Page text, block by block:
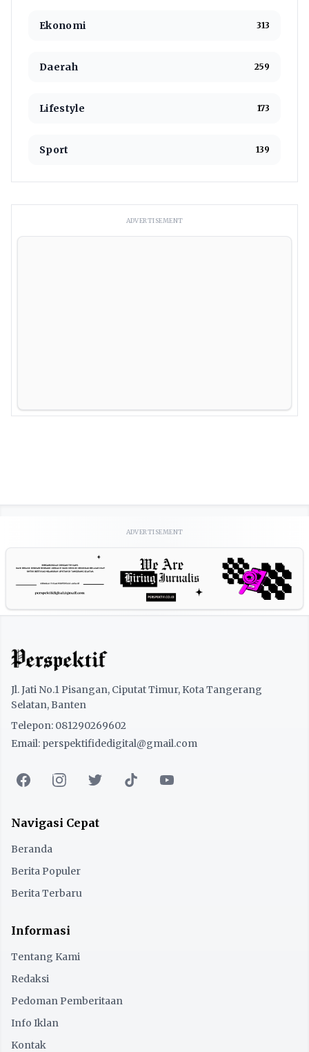
Ekonomi 313
Daerah 259
Lifestyle 173
Sport 139
ADVERTISEMENT
ADVERTISEMENT
Jl. Jati No.1 Pisangan, Ciputat Timur, Kota Tangerang
Selatan, Banten
Telepon: 081290269602
Email: perspektifidedigital@gmail.com
Navigasi Cepat
Beranda
Berita Populer
Berita Terbaru
Informasi
Tentang Kami
Redaksi
Pedoman Pemberitaan
Info Iklan
Kontak